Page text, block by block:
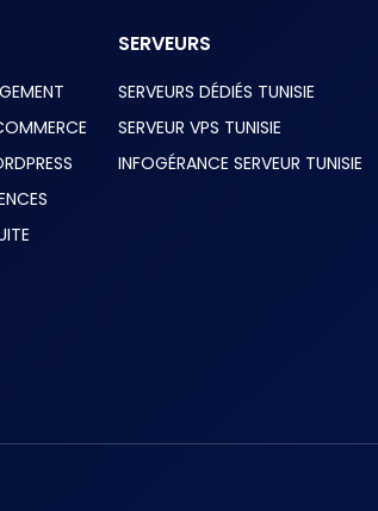
SERVEURS
SERVEURS DÉDIÉS TUNISIE
SERVEUR VPS TUNISIE
INFOGÉRANCE SERVEUR TUNISIE